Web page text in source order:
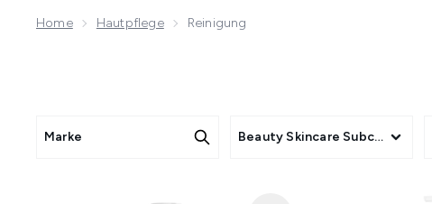
Home Hautpflege Reinigung
Marke Beauty Skincare Subcategory